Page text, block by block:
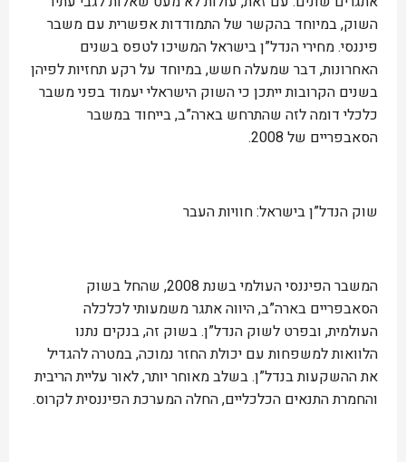
השוק, במיוחד בהקשר של התמודדות אפשרית עם משבר
פיננסי. מחירי הנדל”ן בישראל המשיכו לטפס בשנים
האחרונות, דבר שמעלה חשש, במיוחד על רקע תחזיות לפיהן
בשנים הקרובות ייתכן כי השוק הישראלי יעמוד בפני משבר
כלכלי דומה לזה שהתרחש בארה”ב, בייחוד במשבר
הסאבפריים של 2008.
שוק הנדל”ן בישראל: חוויות העבר
המשבר הפיננסי העולמי בשנת 2008, שהחל בשוק
הסאבפריים בארה”ב, היווה אתגר משמעותי לכלכלה
העולמית, ובפרט לשוק הנדל”ן. בשוק זה, בנקים נתנו
הלוואות למשפחות עם יכולת החזר נמוכה, במטרה להגדיל
את ההשקעות בנדל”ן. בשלב מאוחר יותר, לאור עליית הריבית
והחמרת התנאים הכלכליים, החלה המערכת הפיננסית לקרוס.